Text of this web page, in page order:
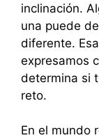
inclinación.
una puede
diferente.
expresamos
determina si
reto.
En el mundo